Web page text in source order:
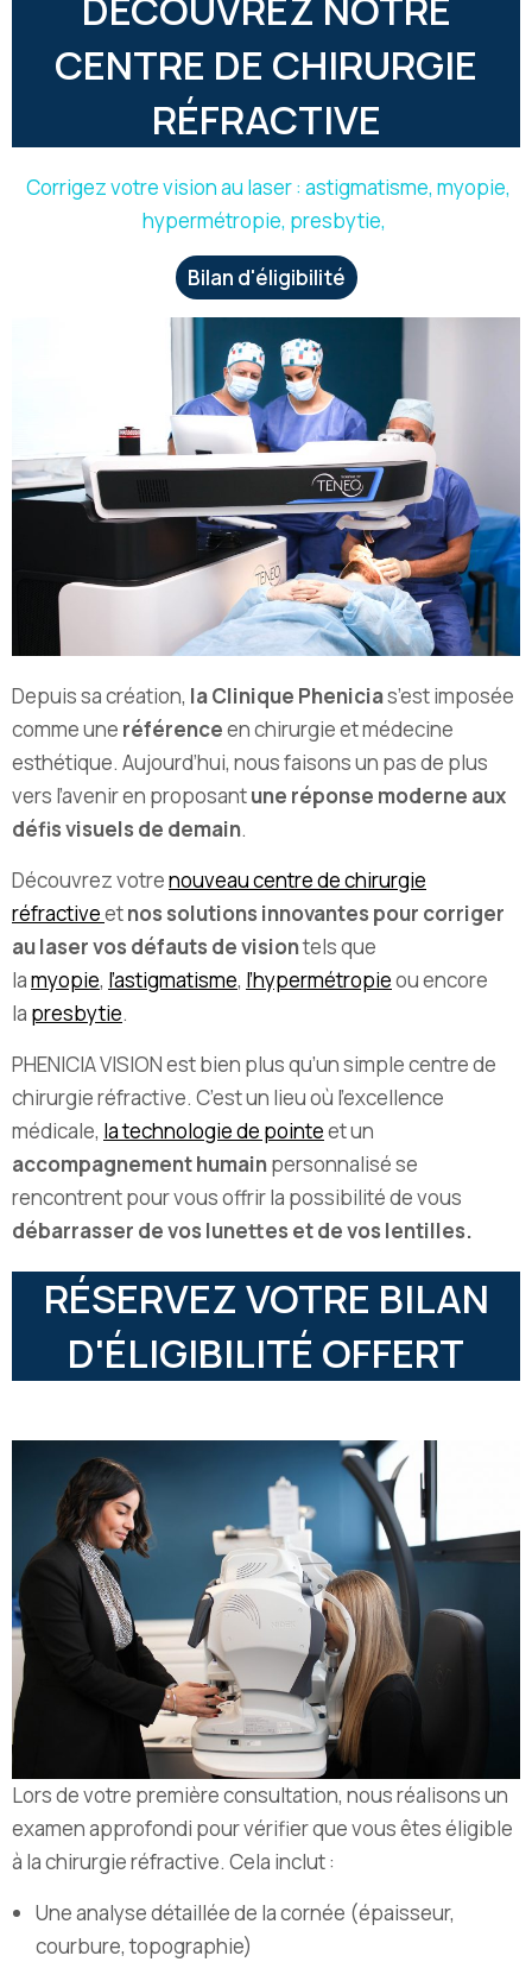
CENTRE DE CHIRURGIE
RÉFRACTIVE
Corrigez votre vision au laser : astigmatisme, myopie,
hypermétropie, presbytie,
Bilan d'éligibilité
Depuis sa création, la Clinique Phenicias’est imposée
comme une référenceen chirurgie et médecine
esthétique. Aujourd’hui, nous faisons un pas de plus
vers l’avenir en proposantune réponse moderne aux
défis visuels de demain.
Découvrez votrenouveau centre de chirurgie
réfractiveetnos solutions innovantes pour corriger
au laser vos défauts de visiontels que
lamyopie, l’astigmatisme, l’hypermétropieou encore
la presbytie.
PHENICIA VISION est bien plus qu’un simple centre de
chirurgie réfractive. C’est un lieu où l’excellence
médicale, la technologie de pointeet un
accompagnement humainpersonnalisé se
rencontrent pour vous offrir la possibilité de vous
débarrasser de vos lunettes et de vos lentilles.
RÉSERVEZ VOTRE BILAN
D'ÉLIGIBILITÉ OFFERT
Lors de votre première consultation, nous réalisons un
examen approfondi pour vérifier que vous êtes éligible
à la chirurgie réfractive. Cela inclut :
Une analyse détaillée de la cornée (épaisseur,
courbure, topographie)